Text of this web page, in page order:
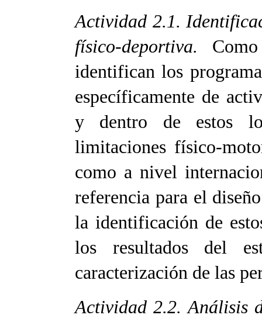
Actividad 2.1.
físico-deportiva.
identifican los
específicamente de
y dentro de estos
limitaciones físico-
como a nivel
referencia para el
la identificación de
los resultados del
caracterización de las
Actividad 2.2. Análisis